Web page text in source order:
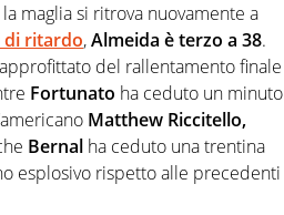
maglia si ritrova nuovamente a
di ritardo,Almeida è terzo a 38.
del rallentamento finale
Fortunato ha ceduto un minuto
Matthew Riccitello,
Bernal ha ceduto una trentina
esplosivo rispetto alle precedenti